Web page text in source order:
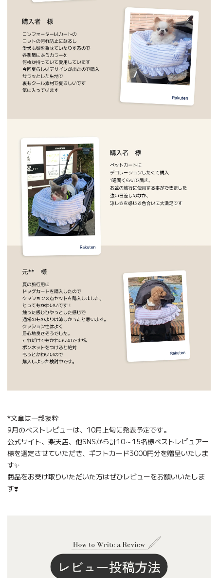
*文章は一部抜粋
9月のベストレビューは、10月上旬に発表予定です。
公式サイト、楽天店、他SNSから計10～15名様ベストレビュアー
様を選定させていただき、ギフトカード3000円分を贈呈いたしま
す✨
商品をお受け取りいただいた方はぜひレビューをお願いいたしま
す❣️